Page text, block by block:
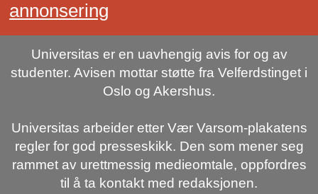
annonsering
Universitas er en uavhengig avis for og av
studenter. Avisen mottar støtte fra Velferdstinget i
Oslo og Akershus.
Universitas arbeider etter Vær Varsom-plakatens
regler for god presseskikk. Den som mener seg
rammet av urettmessig medieomtale, oppfordres
til å ta kontakt med redaksjonen.